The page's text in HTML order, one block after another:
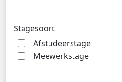
Stagesoort
Afstudeerstage
Meewerkstage